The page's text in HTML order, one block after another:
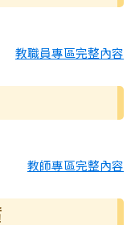
教職員專區完整內容
教師專區完整內容